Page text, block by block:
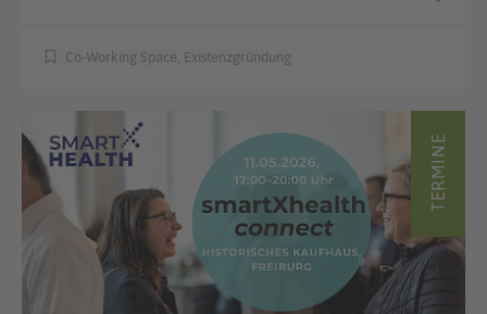
Co-Working Space, Existenzgründung
TERMINE